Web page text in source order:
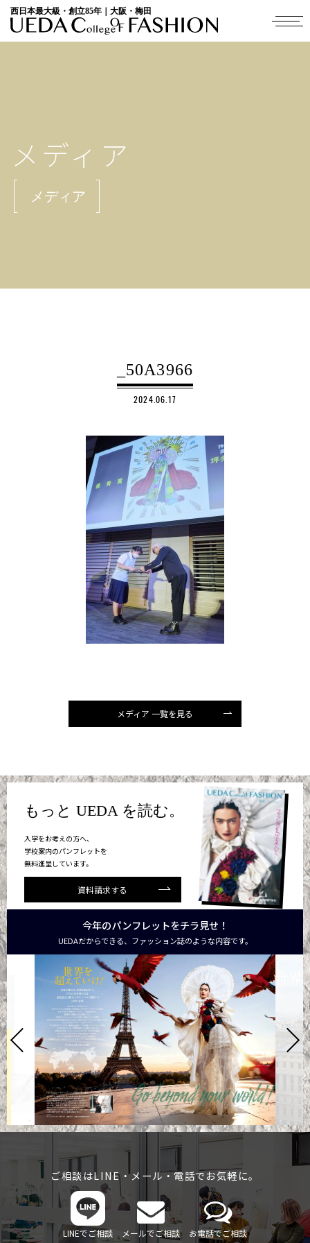
西日本最大級・創立85年｜大阪・梅田
メディア
メディア
_50A3966
2024.06.17
メディア 一覧を見る
もっと UEDA を読む。
入学をお考えの方へ、
学校案内のパンフレットを
無料進呈しています。
資料請求する
今年のパンフレットをチラ見せ！
UEDAだからできる、ファッション誌のような内容です。
ご相談はLINE・メール・電話でお気軽に。
LINEでご相談 メールでご相談 お電話でご相談